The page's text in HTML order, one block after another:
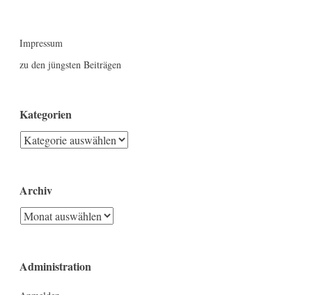
Impressum
zu den jüngsten Beiträgen
Kategorien
Kategorien
Archiv
Archiv
Administration